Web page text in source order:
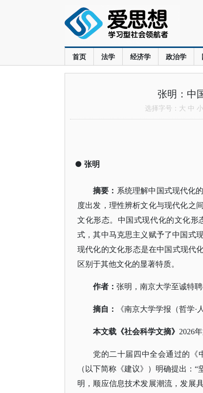
首页 法学 经济学 政治学
张明：中
选择字号： 大 中 小
● 张明
摘要 ： 系统理解中国式现代化
度出发，理性辨析文化与现代化之
文化形态。中国式现代化的文化形
式，其中马克思主义赋予了中国式
现代化的文化形态是在中国式现代
区别于其他文化的显著特质。
作者： 张明，南京大学至诚特
摘自： 《南京大学学报（哲学·
本文载《社会科学文摘》 2026
党的二十届四中全会通过的《
（以下简称《建议》）明确提出：“
明，顺应信息技术发展潮流，发展